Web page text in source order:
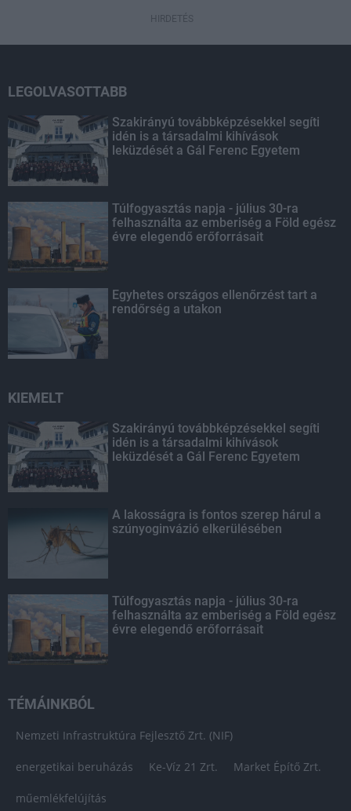
HIRDETÉS
LEGOLVASOTTABB
Szakirányú továbbképzésekkel segíti
idén is a társadalmi kihívások
leküzdését a Gál Ferenc Egyetem
Túlfogyasztás napja - július 30-ra
felhasználta az emberiség a Föld egész
évre elegendő erőforrásait
Egyhetes országos ellenőrzést tart a
rendőrség a utakon
KIEMELT
Szakirányú továbbképzésekkel segíti
idén is a társadalmi kihívások
leküzdését a Gál Ferenc Egyetem
A lakosságra is fontos szerep hárul a
szúnyoginvázió elkerülésében
Túlfogyasztás napja - július 30-ra
felhasználta az emberiség a Föld egész
évre elegendő erőforrásait
TÉMÁINKBÓL
Nemzeti Infrastruktúra Fejlesztő Zrt. (NIF)
energetikai beruházás Ke-Víz 21 Zrt. Market Építő Zrt.
műemlékfelújítás